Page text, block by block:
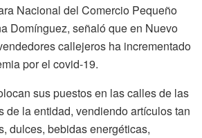
Nacional del Comercio Pequeño
Domínguez, señaló que en Nuevo
callejeros ha incrementado
por el covid-19.
sus puestos en las calles de las
de la entidad, vendiendo artículos tan
dulces, bebidas energéticas,